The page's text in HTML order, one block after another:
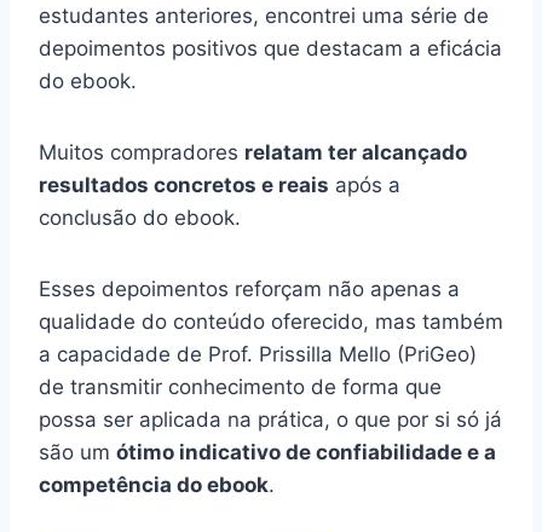
estudantes anteriores, encontrei uma série de
depoimentos positivos que destacam a eficácia
do ebook.
Muitos compradores relatam ter alcançado
resultados concretos e reais após a
conclusão do ebook.
Esses depoimentos reforçam não apenas a
qualidade do conteúdo oferecido, mas também
a capacidade de Prof. Prissilla Mello (PriGeo)
de transmitir conhecimento de forma que
possa ser aplicada na prática, o que por si só já
são um ótimo indicativo de confiabilidade e a
competência do ebook.